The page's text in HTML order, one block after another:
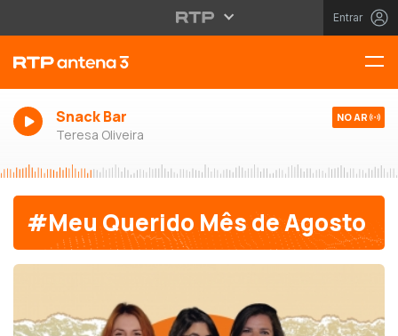
Entrar
Snack Bar
Teresa Oliveira
NO AR
#Meu Querido Mês de Agosto